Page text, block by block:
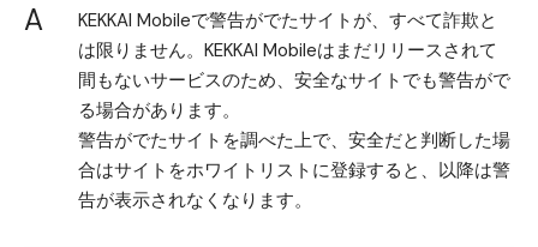
A
KEKKAI Mobileで警告がでたサイトが、すべて詐欺と
は限りません。KEKKAI Mobileはまだリリースされて
間もないサービスのため、安全なサイトでも警告がで
る場合があります。
警告がでたサイトを調べた上で、安全だと判断した場
合はサイトをホワイトリストに登録すると、以降は警
告が表示されなくなります。